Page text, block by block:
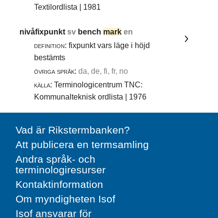
Textilordlista | 1981
nivåfixpunktsv bench mark en
definition: fixpunkt vars läge i höjd
bestämts
övriga språk: da, de, fi, fr, no
källa: Terminologicentrum TNC:
Kommunalteknisk ordlista | 1976
Vad är Rikstermbanken?
Att publicera en termsamling
Andra språk- och
terminologiresurser
Kontaktinformation
Om myndigheten Isof
Isof ansvarar för